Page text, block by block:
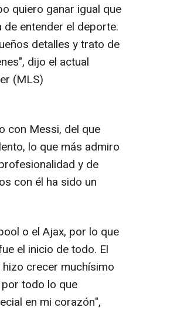
quiero ganar igual que
entender el deporte.
detalles y trato de
dijo el actual
(MLS)
con Messi, del que
lo que más admiro
y de
con él ha sido un
o el Ajax, por lo que
el inicio de todo. El
crecer muchísimo
todo lo que
en mi corazón",